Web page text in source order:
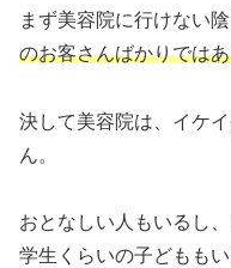
まず美容院に行けない
のお客さんばかりでは
決して美容院は、イケ
ん。
おとなしい人もいるし
学生くらいの子どももい